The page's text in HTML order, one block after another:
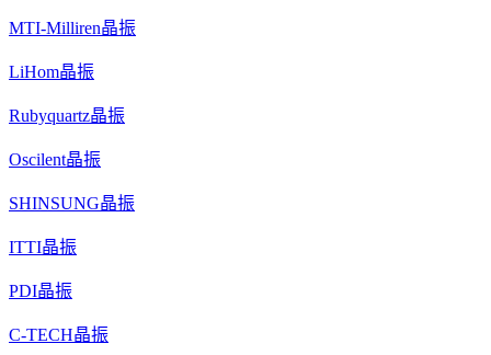
MTI-Milliren晶振
LiHom晶振
Rubyquartz晶振
Oscilent晶振
SHINSUNG晶振
ITTI晶振
PDI晶振
C-TECH晶振